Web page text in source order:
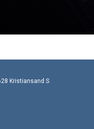
Kristiansand S